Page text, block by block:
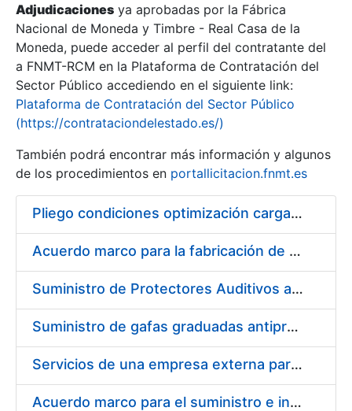
Show/Hide
Adjudicaciones ya aprobadas por la Fábrica
Nacional de Moneda y Timbre - Real Casa de la
Moneda, puede acceder al perfil del contratante del
a FNMT-RCM en la Plataforma de Contratación del
Sector Público accediendo en el siguiente link:
Plataforma de Contratación del Sector Público
(https://contrataciondelestado.es/)
También podrá encontrar más información y algunos
de los procedimientos en portallicitacion.fnmt.es
Pliego condiciones optimización cargas compras firmado
Acuerdo marco para la fabricación de piezas
Suministro de Protectores Auditivos a medida para las personas trabajadoras de los Centros de Trabajo de Madrid y Burgos
Suministro de gafas graduadas antiproyecciones para los trabajadores de la FNMT-RCM en los centros de trabajo de Madrid y Burgos
Servicios de una empresa externa para el asesoramiento y resolución de los recursos de alzada que se presentan relacionados con procesos de selección para la FNMT-RCM
Acuerdo marco para el suministro e instalación de persianas, estores y otros complementos